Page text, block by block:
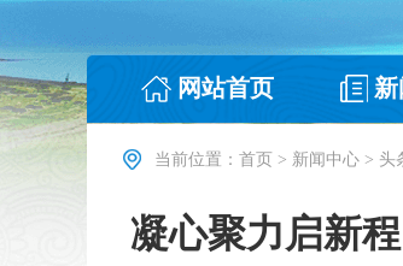
网站首页
当前位置： 首页 > 新闻中心 > 头
凝心聚力启新